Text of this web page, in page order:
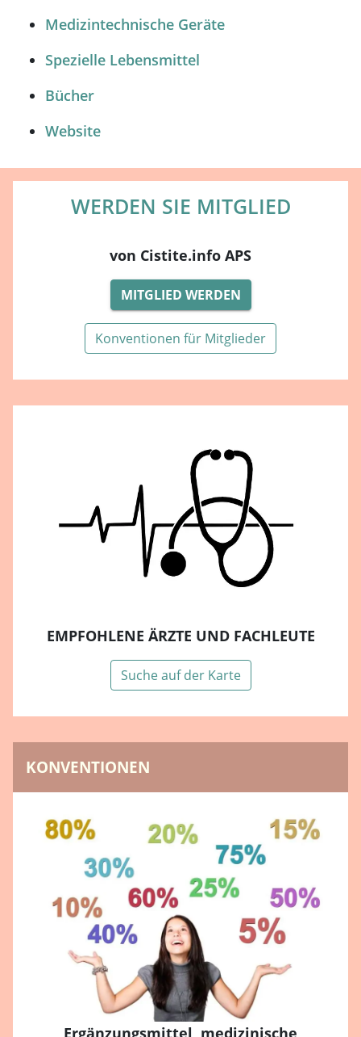
Medizintechnische Geräte
Spezielle Lebensmittel
Bücher
Website
WERDEN SIE MITGLIED
von Cistite.info APS
MITGLIED WERDEN
Konventionen für Mitglieder
EMPFOHLENE ÄRZTE UND FACHLEUTE
Suche auf der Karte
KONVENTIONEN